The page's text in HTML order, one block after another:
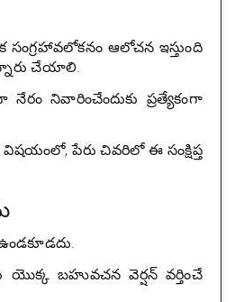
సంగ్రహావలోకనం ఆలోచన ఇస్తుంది
చేయాలి.
నేరం నివారించేందుకు ప్రత్యేకంగా
పేరు చివరిలో ఈ సంక్షిప్త
యొక్క బహువచన వెర్షన్ వర్తించే